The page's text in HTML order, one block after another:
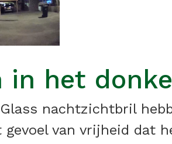
in het
nachtzichtbril
van vrijheid dat